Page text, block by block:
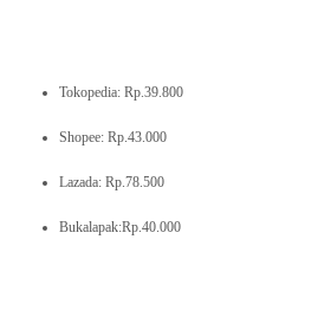
Tokopedia: Rp.39.800
Shopee: Rp.43.000
Lazada: Rp.78.500
Bukalapak:Rp.40.000